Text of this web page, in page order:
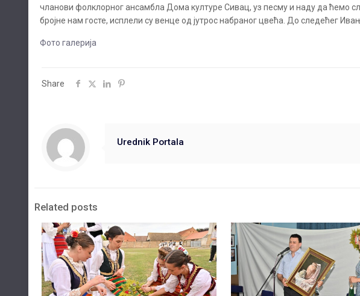
чланови фолклорног ансамбла Дома културе Сивац, уз песму и наду да ћемо
бројне нам госте, исплели су венце од јутрос набраног цвећа. До следећег
Фото галерија
Share
Urednik Portala
Related posts